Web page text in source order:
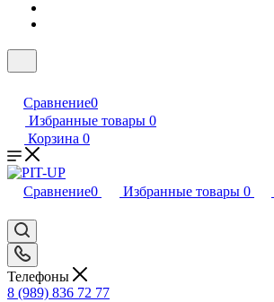
Сравнение0
Избранные товары 0
Корзина 0
Сравнение0 Избранные товары 0
Телефоны
8 (989) 836 72 77